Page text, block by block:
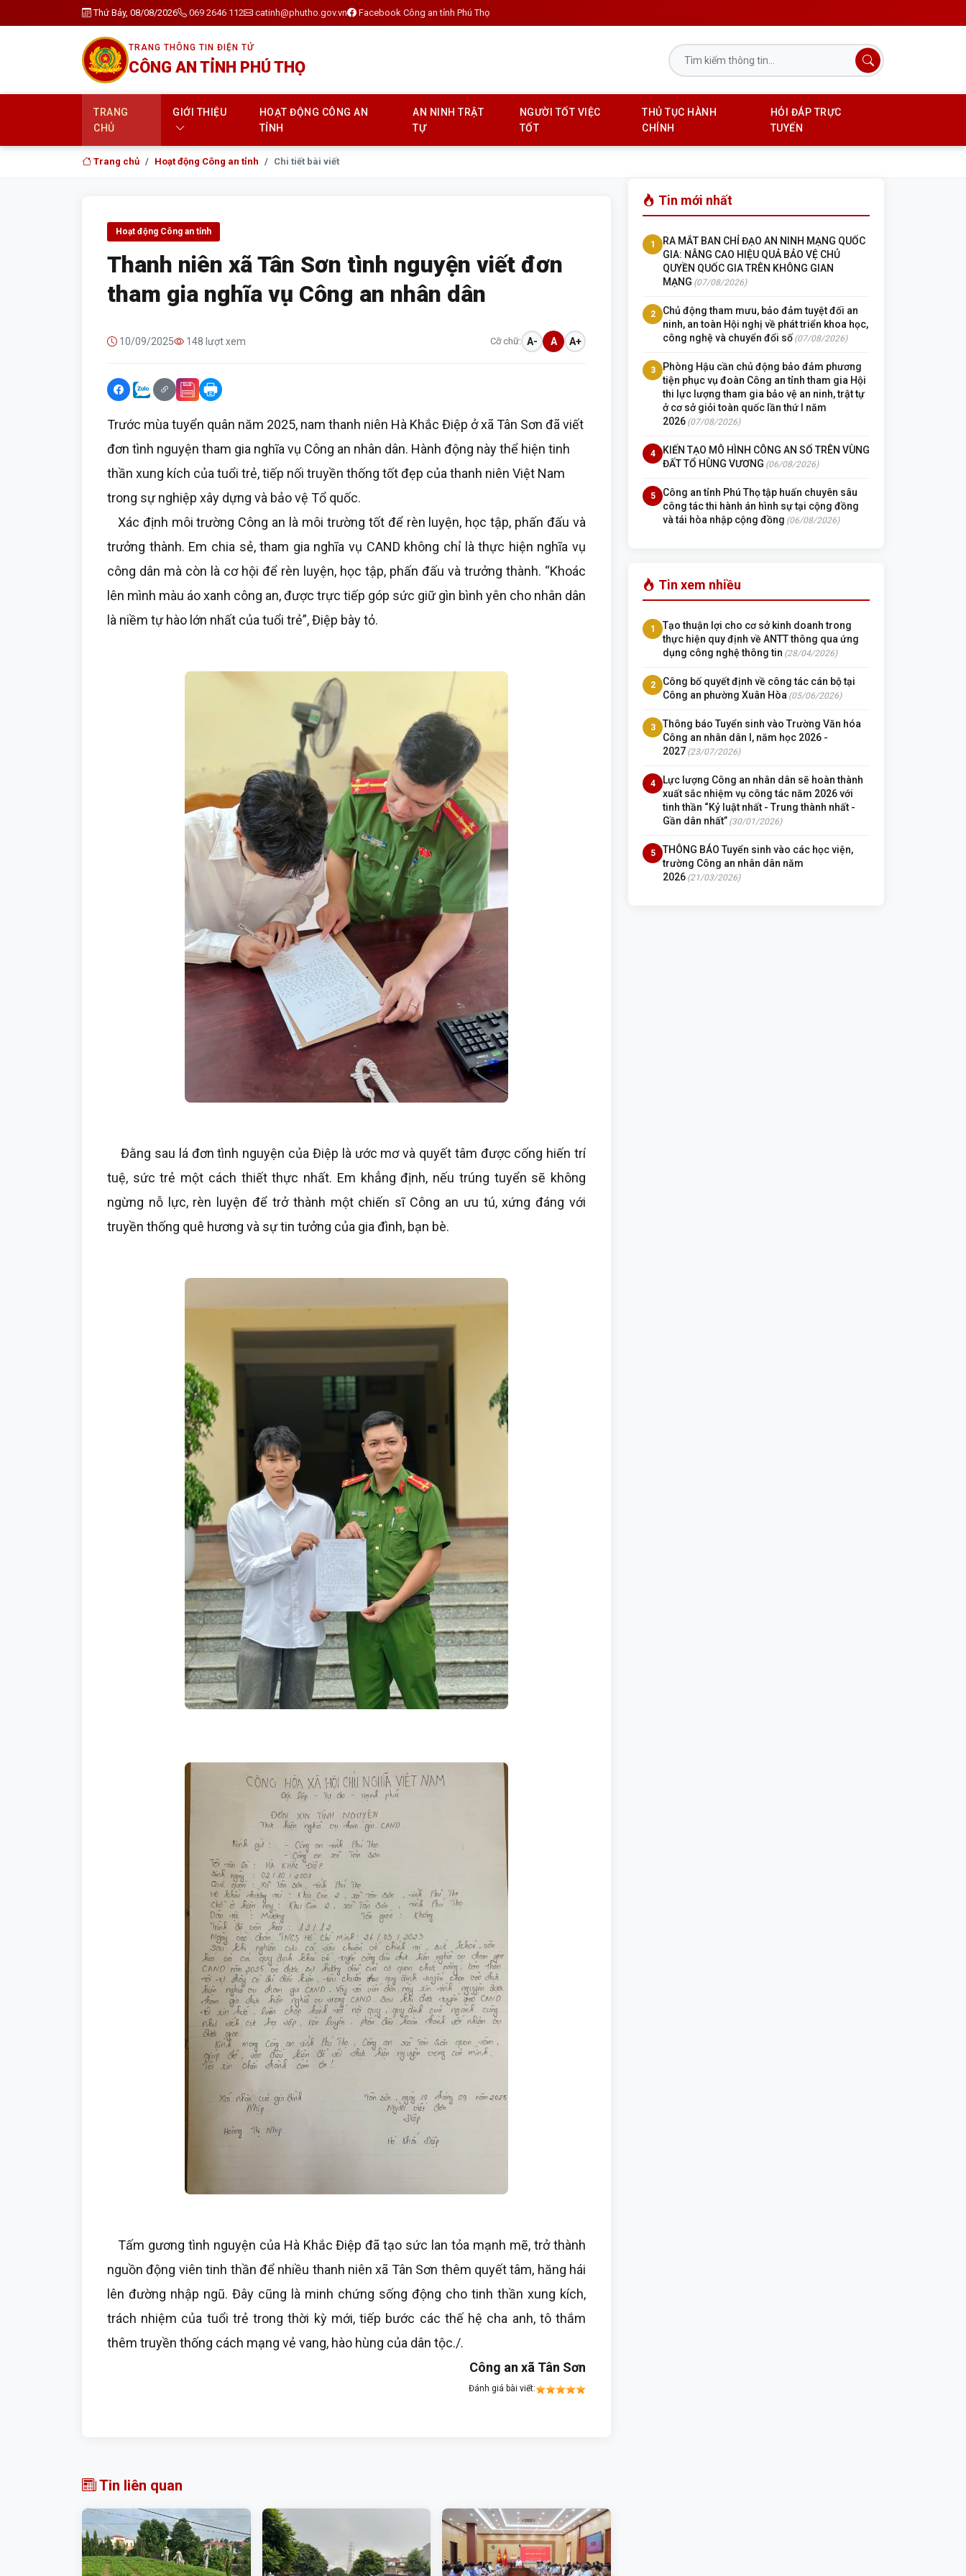
Thứ Bảy, 08/08/2026 069 2646 112 catinh@phutho.gov.vn Facebook Công an tỉnh Phú Thọ
TRANG THÔNG TIN ĐIỆN TỬ
CÔNG AN TỈNH PHÚ THỌ
TRANG
CHỦ
GIỚI THIỆU
HOẠT ĐỘNG CÔNG AN
TỈNH
AN NINH TRẬT
TỰ
NGƯỜI TỐT VIỆC
TỐT
THỦ TỤC HÀNH
CHÍNH
HỎI ĐÁP TRỰC
TUYẾN
Trang chủ Hoạt động Công an tỉnh Chi tiết bài viết
Hoạt động Công an tỉnh
Thanh niên xã Tân Sơn tình nguyện viết đơn
tham gia nghĩa vụ Công an nhân dân
10/09/2025 148 lượt xem Cỡ chữ: A- A A+
Trước mùa tuyển quân năm 2025, nam thanh niên Hà Khắc Điệp ở xã Tân Sơn đã viết
đơn tình nguyện tham gia nghĩa vụ Công an nhân dân. Hành động này thể hiện tinh
thần xung kích của tuổi trẻ, tiếp nối truyền thống tốt đẹp của thanh niên Việt Nam
trong sự nghiệp xây dựng và bảo vệ Tổ quốc.
Xác định môi trường Công an là môi trường tốt để rèn luyện, học tập, phấn đấu và
trưởng thành. Em chia sẻ, tham gia nghĩa vụ CAND không chỉ là thực hiện nghĩa vụ
công dân mà còn là cơ hội để rèn luyện, học tập, phấn đấu và trưởng thành. “Khoác
lên mình màu áo xanh công an, được trực tiếp góp sức giữ gìn bình yên cho nhân dân
là niềm tự hào lớn nhất của tuổi trẻ”, Điệp bày tỏ.
Đằng sau lá đơn tình nguyện của Điệp là ước mơ và quyết tâm được cống hiến trí
tuệ, sức trẻ một cách thiết thực nhất. Em khẳng định, nếu trúng tuyển sẽ không
ngừng nỗ lực, rèn luyện để trở thành một chiến sĩ Công an ưu tú, xứng đáng với
truyền thống quê hương và sự tin tưởng của gia đình, bạn bè.
Tấm gương tình nguyện của Hà Khắc Điệp đã tạo sức lan tỏa mạnh mẽ, trở thành
nguồn động viên tinh thần để nhiều thanh niên xã Tân Sơn thêm quyết tâm, hăng hái
lên đường nhập ngũ. Đây cũng là minh chứng sống động cho tinh thần xung kích,
trách nhiệm của tuổi trẻ trong thời kỳ mới, tiếp bước các thế hệ cha anh, tô thắm
thêm truyền thống cách mạng vẻ vang, hào hùng của dân tộc./.
Công an xã Tân Sơn
Đánh giá bài viết:
Tin liên quan
Tin mới nhất
1
RA MẮT BAN CHỈ ĐẠO AN NINH MẠNG QUỐC
GIA: NÂNG CAO HIỆU QUẢ BẢO VỆ CHỦ
QUYỀN QUỐC GIA TRÊN KHÔNG GIAN
MẠNG (07/08/2026)
2
Chủ động tham mưu, bảo đảm tuyệt đối an
ninh, an toàn Hội nghị về phát triển khoa học,
công nghệ và chuyển đổi số (07/08/2026)
3
Phòng Hậu cần chủ động bảo đảm phương
tiện phục vụ đoàn Công an tỉnh tham gia Hội
thi lực lượng tham gia bảo vệ an ninh, trật tự
ở cơ sở giỏi toàn quốc lần thứ I năm
2026 (07/08/2026)
4
KIẾN TẠO MÔ HÌNH CÔNG AN SỐ TRÊN VÙNG
ĐẤT TỔ HÙNG VƯƠNG (06/08/2026)
5
Công an tỉnh Phú Thọ tập huấn chuyên sâu
công tác thi hành án hình sự tại cộng đồng
và tái hòa nhập cộng đồng (06/08/2026)
Tin xem nhiều
1
Tạo thuận lợi cho cơ sở kinh doanh trong
thực hiện quy định về ANTT thông qua ứng
dụng công nghệ thông tin (28/04/2026)
2
Công bố quyết định về công tác cán bộ tại
Công an phường Xuân Hòa (05/06/2026)
3
Thông báo Tuyển sinh vào Trường Văn hóa
Công an nhân dân I, năm học 2026 -
2027 (23/07/2026)
4
Lực lượng Công an nhân dân sẽ hoàn thành
xuất sắc nhiệm vụ công tác năm 2026 với
tinh thần “Kỷ luật nhất - Trung thành nhất -
Gần dân nhất” (30/01/2026)
5
THÔNG BÁO Tuyển sinh vào các học viện,
trường Công an nhân dân năm
2026 (21/03/2026)